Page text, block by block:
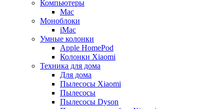
Компьютеры
Mac
Моноблоки
iMac
Умные колонки
Apple HomePod
Колонки Xiaomi
Техника для дома
Для дома
Пылесосы Xiaomi
Пылесосы
Пылесосы Dyson